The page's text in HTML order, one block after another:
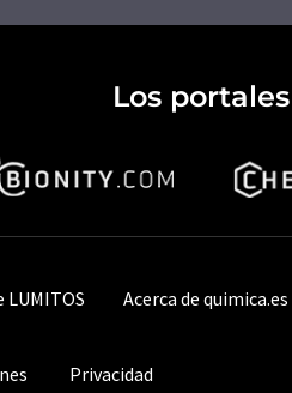
Los
LUMITOS Acerca de quimica.es
Privacidad